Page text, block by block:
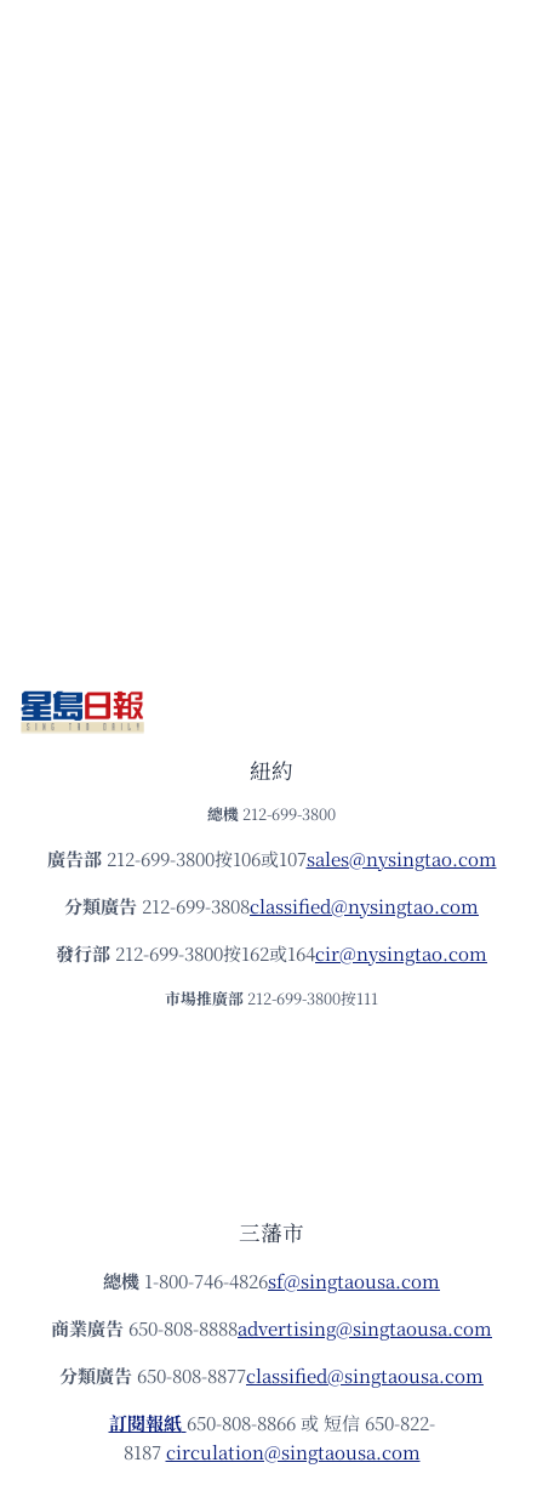
紐約
總機 212-699-3800
廣告部212-699-3800按106或107sales@nysingtao.com
分類廣告 212-699-3808classified@nysingtao.com
發⾏部 212-699-3800按162或164cir@nysingtao.com
市場推廣部 212-699-3800按111
三藩市
總機 1-800-746-4826sf@singtaousa.com
商業廣告 650-808-8888advertising@singtaousa.com
分類廣告 650-808-8877classified@singtaousa.com
訂閱報紙 650-808-8866 或 短信 650-822-
8187circulation@singtaousa.com